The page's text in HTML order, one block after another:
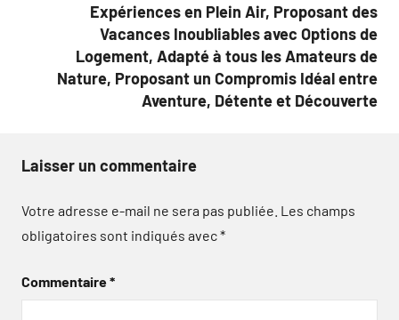
Expériences en Plein Air, Proposant des
Vacances Inoubliables avec Options de
Logement, Adapté à tous les Amateurs de
Nature, Proposant un Compromis Idéal entre
Aventure, Détente et Découverte
Laisser un commentaire
Votre adresse e-mail ne sera pas publiée. Les champs
obligatoires sont indiqués avec*
Commentaire*